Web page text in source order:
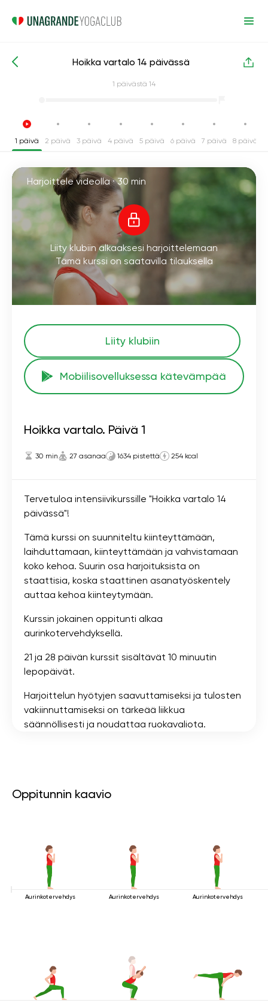
Intensiiviset joogakurssit Painonpudotus
Hoikka vartalo 14 päivässä
1 päivästä 14
1 päivä 2 päivä 3 päivä 4 päivä 5 päivä 6 päivä 7 päivä 8 päivä
Harjoittele videolla ·30 min
Liity klubiin alkaaksesi harjoittelemaan
Tämä kurssi on saatavilla tilauksella
Liity klubiin
Mobiilisovelluksessa kätevämpää
Hoikka vartalo. Päivä 1
30 min 27 asanaa 1634 pistettä 254 kcal
Tervetuloa intensiivikurssille "Hoikka vartalo 14
päivässä"!
Tämä kurssi on suunniteltu kiinteyttämään,
laihduttamaan, kiinteyttämään ja vahvistamaan
koko kehoa. Suurin osa harjoituksista on
staattisia, koska staattinen asanatyöskentely
auttaa kehoa kiinteytymään.
Kurssin jokainen oppitunti alkaa
aurinkotervehdyksellä.
21 ja 28 päivän kurssit sisältävät 10 minuutin
lepopäivät.
Harjoittelun hyötyjen saavuttamiseksi ja tulosten
vakiinnuttamiseksi on tärkeää liikkua
säännöllisesti ja noudattaa ruokavaliota.
Oppitunnin kaavio
Aurinkotervehdys Aurinkotervehdys Aurinkotervehdys